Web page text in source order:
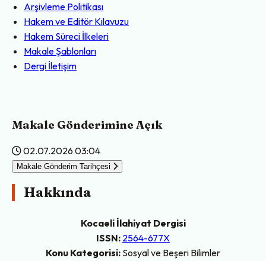
Arşivleme Politikası
Hakem ve Editör Kılavuzu
Hakem Süreci İlkeleri
Makale Şablonları
Dergi İletişim
Makale Gönderimine Açık
02.07.2026 03:04
Makale Gönderim Tarihçesi
Hakkında
Kocaeli İlahiyat Dergisi
ISSN: 2564-677X
Konu Kategorisi: Sosyal ve Beşeri Bilimler